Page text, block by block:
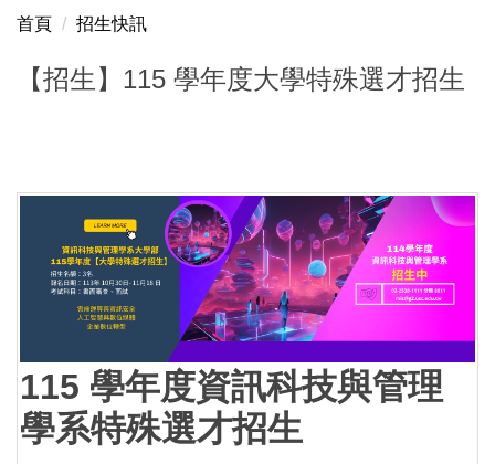
首頁 招生快訊
【招生】115 學年度大學特殊選才招生
115 學年度資訊科技與管理
學系特殊選才招生